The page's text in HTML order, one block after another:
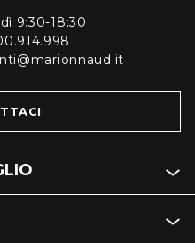
9:30-18:30